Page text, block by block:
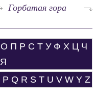
Горбатая гора
О П Р С Т У Ф Х Ц Ч
Я
P Q R S T U V W Y Z